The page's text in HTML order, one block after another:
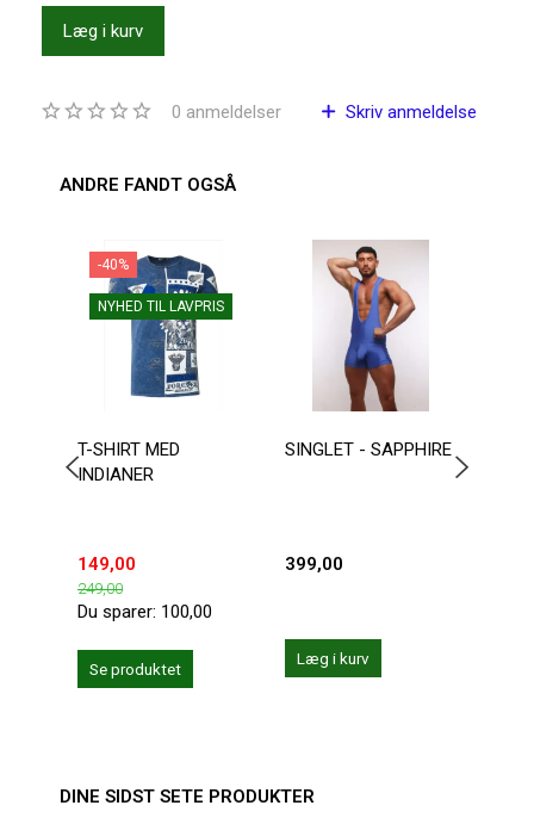
Læg i kurv
0 anmeldelser Skriv anmeldelse
ANDRE FANDT OGSÅ
-40%
NYHED TIL LAVPRIS
T-SHIRT MED
INDIANER
149,00
249,00
Du sparer: 100,00
Se produktet
SINGLET - SAPPHIRE
399,00
Læg i kurv
DINE SIDST SETE PRODUKTER